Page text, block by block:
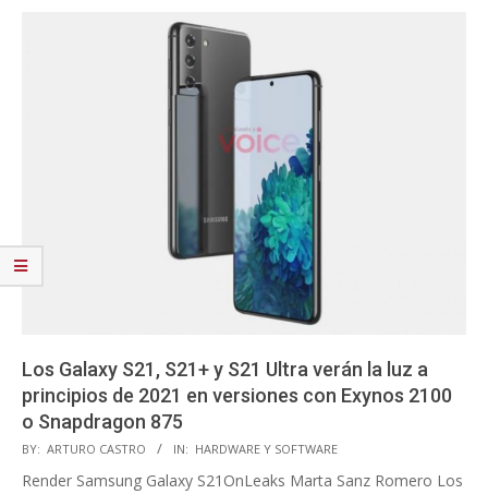
Los Galaxy S21, S21+ y S21 Ultra verán la luz a
principios de 2021 en versiones con Exynos 2100
o Snapdragon 875
2020-
11-
BY: ARTURO CASTRO IN: HARDWARE Y SOFTWARE
Render Samsung Galaxy S21OnLeaks Marta Sanz Romero Los